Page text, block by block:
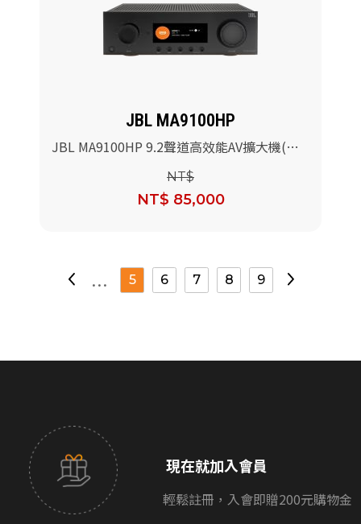
JBL MA9100HP
JBL MA9100HP 9.2聲道高效能AV擴大機(黑
NT$
NT$ 85,000
... 5 6 7 8 9
現在就加入會員
輕鬆註冊，入會即贈200元購物金